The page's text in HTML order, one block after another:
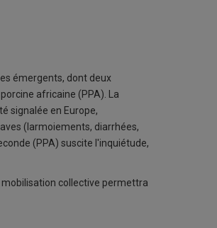
émergents, dont deux
porcine africaine (PPA). La
signalée en Europe,
(larmoiements, diarrhées,
(PPA) suscite l'inquiétude,
collective permettra